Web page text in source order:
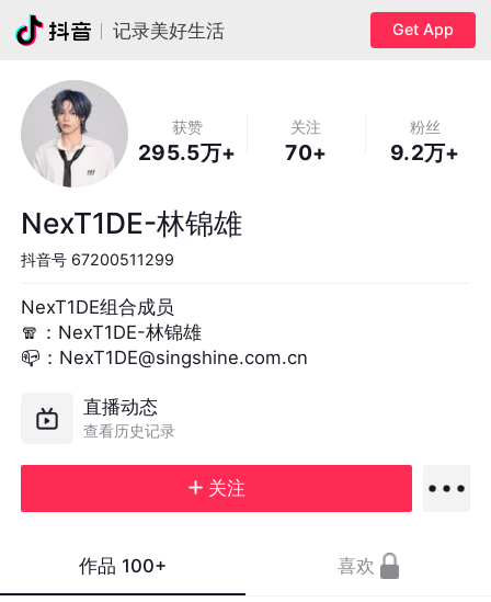
记录美好生活 Get App
获赞
295.5万+
关注
70+
粉丝
9.2万+
NexT1DE-林锦雄
抖音号 67200511299
NexT1DE组合成员
🧣：NexT1DE-林锦雄
📪：NexT1DE@singshine.com.cn
直播动态
查看历史记录
关注
作品 100+ 喜欢